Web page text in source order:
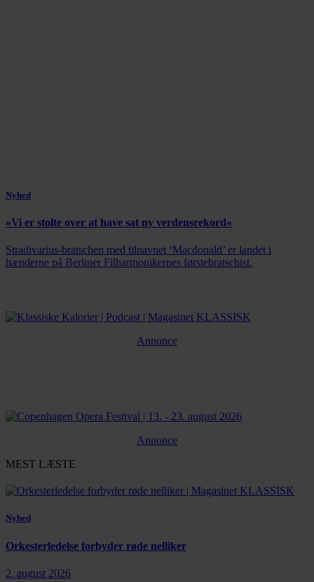
Nyhed
»Vi er stolte over at have sat ny verdensrekord«
Stradivarius-bratschen med tilnavnet ‘Macdonald’ er landet i
hænderne på Berliner Filharmonikernes førstebratschist.
Annonce
Annonce
MEST LÆSTE
Nyhed
Orkesterledelse forbyder røde nelliker
2. august 2026